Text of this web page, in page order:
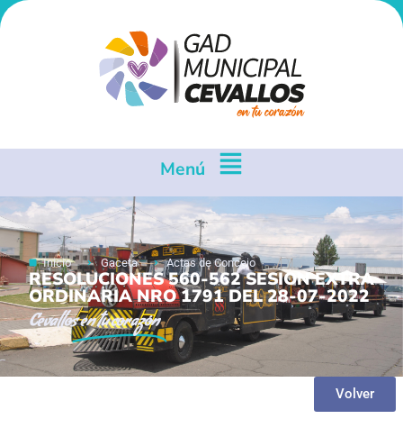
Menú
Inicio Gaceta Actas de Concejo
RESOLUCIONES 560-562 SESION EXTRA
ORDINARIA NRO 1791 DEL 28-07-2022
Cevallosen tu corazón
Volver